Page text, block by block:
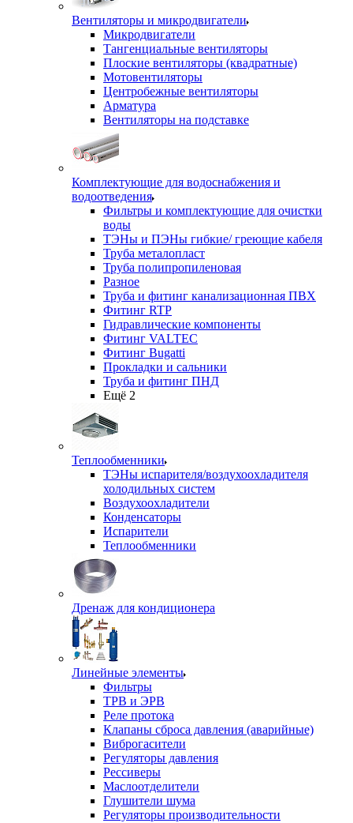
Вентиляторы и микродвигатели
Микродвигатели
Тангенциальные вентиляторы
Плоские вентиляторы (квадратные)
Мотовентиляторы
Центробежные вентиляторы
Арматура
Вентиляторы на подставке
Комплектующие для водоснабжения и
водоотведения
Фильтры и комплектующие для очистки
воды
ТЭНы и ПЭНы гибкие/ греющие кабеля
Труба металопласт
Труба полипропиленовая
Разное
Труба и фитинг канализационная ПВХ
Фитинг RTP
Гидравлические компоненты
Фитинг VALTEC
Фитинг Bugatti
Прокладки и сальники
Труба и фитинг ПНД
Ещё 2
Теплообменники
ТЭНы испарителя/воздухоохладителя
холодильных систем
Воздухоохладители
Конденсаторы
Испарители
Теплообменники
Дренаж для кондиционера
Линейные элементы
Фильтры
ТРВ и ЭРВ
Реле протока
Клапаны сброса давления (аварийные)
Виброгасители
Регуляторы давления
Рессиверы
Маслоотделители
Глушители шума
Регуляторы производительности